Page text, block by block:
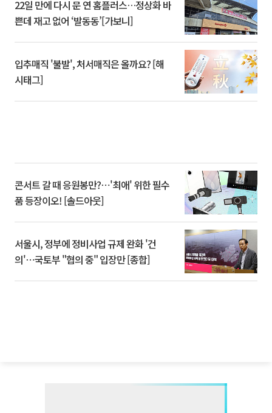
22일 만에 다시 문 연 홈플러스…정상화 바
쁜데 재고 없어 ‘발동동’[가보니]
입추매직 '불발', 처서매직은 올까요? [해
시태그]
콘서트 갈 때 응원봉만?⋯'최애' 위한 필수
품 등장이오! [솔드아웃]
서울시, 정부에 정비사업 규제 완화 '건
의'⋯국토부 "협의 중" 입장만 [종합]